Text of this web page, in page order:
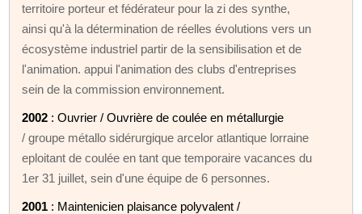
territoire porteur et fédérateur pour la zi des synthe,
ainsi qu'à la détermination de réelles évolutions vers un
écosystème industriel partir de la sensibilisation et de
l'animation. appui l'animation des clubs d'entreprises
sein de la commission environnement.
2002 : Ouvrier / Ouvrière de coulée en métallurgie
/ groupe métallo sidérurgique arcelor atlantique lorraine
eploitant de coulée en tant que temporaire vacances du
1er 31 juillet, sein d'une équipe de 6 personnes.
2001 : Maintenicien plaisance polyvalent /